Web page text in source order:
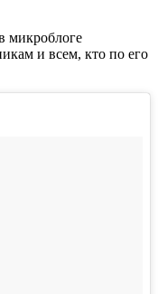
микроблоге
и всем, кто по его